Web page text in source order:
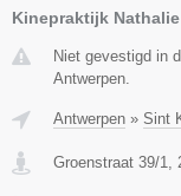
Kinepraktijk
Niet gevestigd in
Antwerpen.
Antwerpen » Sint
Groenstraat 39/1,